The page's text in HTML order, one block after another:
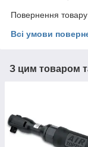
Повернення
Всі умови
З цим товаром